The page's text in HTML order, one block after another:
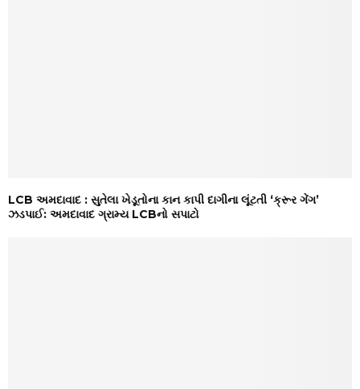
LCB અમદાવાદ : સુતેલા ખેડૂતોના કાન કાપી દાગીના લૂંટતી ‘ક્રૂર ગેંગ’
ઝડપાઈ: અમદાવાદ ગ્રામ્ય LCBનો સપાટો